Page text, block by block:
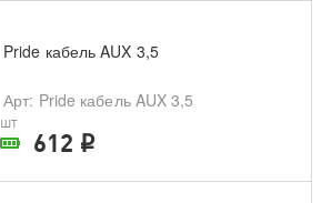
В наличии в магазине
Pride кабель AUX 3,5
Арт: Pride кабель AUX 3,5
шт
612 i